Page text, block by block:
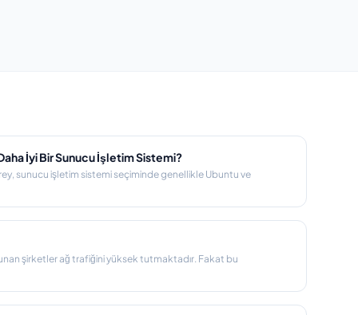
İyi Bir Sunucu İşletim Sistemi?
sunucu işletim sistemi seçiminde genellikle Ubuntu ve
şirketler ağ trafiğini yüksek tutmaktadır. Fakat bu